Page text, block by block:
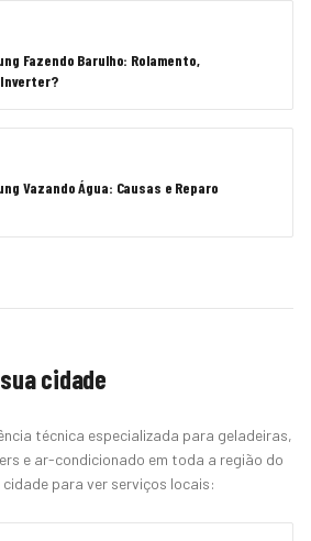
Fazendo Barulho: Rolamento,
Vazando Água: Causas e Reparo
cidade
técnica especializada para geladeiras,
e ar-condicionado em toda a região do
para ver serviços locais: